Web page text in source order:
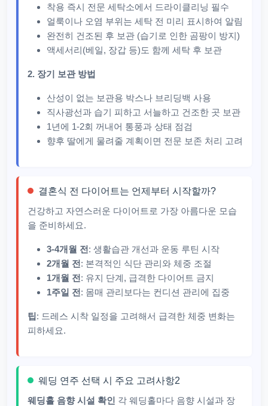
착용 즉시 전문 세탁소에서 드라이클리닝 필수
얼룩이나 오염 부위는 세탁 전 미리 표시하여 알림
완전히 건조된 후 보관 (습기로 인한 곰팡이 방지)
액세서리(베일, 장갑 등)도 함께 세탁 후 보관
2. 장기 보관 방법
산성이 없는 보관용 박스나 브리딩백 사용
직사광선과 습기 피하고 서늘하고 건조한 곳 보관
1년에 1-2회 꺼내어 통풍과 상태 점검
향후 딸에게 물려줄 계획이면 전문 보존 처리 고려
결혼식 전 다이어트는 언제부터 시작할까?
건강하고 자연스러운 다이어트로 가장 아름다운 모습
을 준비하세요.
3-4개월 전 : 생활습관 개선과 운동 루틴 시작
2개월 전 : 본격적인 식단 관리와 체중 조절
1개월 전 : 유지 단계, 급격한 다이어트 금지
1주일 전 : 몸매 관리보다는 컨디션 관리에 집중
팁 : 드레스 시착 일정을 고려해서 급격한 체중 변화는
피하세요.
웨딩 연주 선택 시 주요 고려사항2
웨딩홀 음향 시설 확인 각 웨딩홀마다 음향 시설과 장